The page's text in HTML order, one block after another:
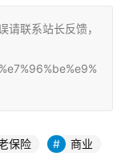
联系站长反馈，
保险 商业